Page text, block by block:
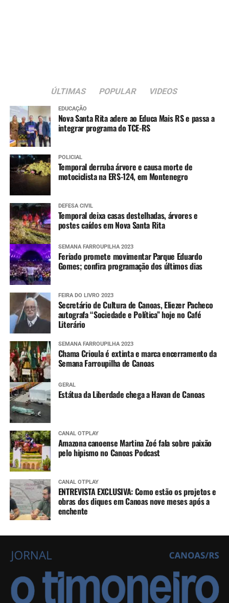
ÚLTIMAS POPULAR VIDEOS
EDUCAÇÃO
Nova Santa Rita adere ao Educa Mais RS e passa a
integrar programa do TCE-RS
POLICIAL
Temporal derruba árvore e causa morte de
motociclista na ERS-124, em Montenegro
DEFESA CIVIL
Temporal deixa casas destelhadas, árvores e
postes caídos em Nova Santa Rita
SEMANA FARROUPILHA 2023
Feriado promete movimentar Parque Eduardo
Gomes; confira programação dos últimos dias
FEIRA DO LIVRO 2023
Secretário de Cultura de Canoas, Eliezer Pacheco
autografa “Sociedade e Política” hoje no Café
Literário
SEMANA FARROUPILHA 2023
Chama Crioula é extinta e marca encerramento da
Semana Farroupilha de Canoas
GERAL
Estátua da Liberdade chega a Havan de Canoas
CANAL OTPLAY
Amazona canoense Martina Zoé fala sobre paixão
pelo hipismo no Canoas Podcast
CANAL OTPLAY
ENTREVISTA EXCLUSIVA: Como estão os projetos e
obras dos diques em Canoas nove meses após a
enchente